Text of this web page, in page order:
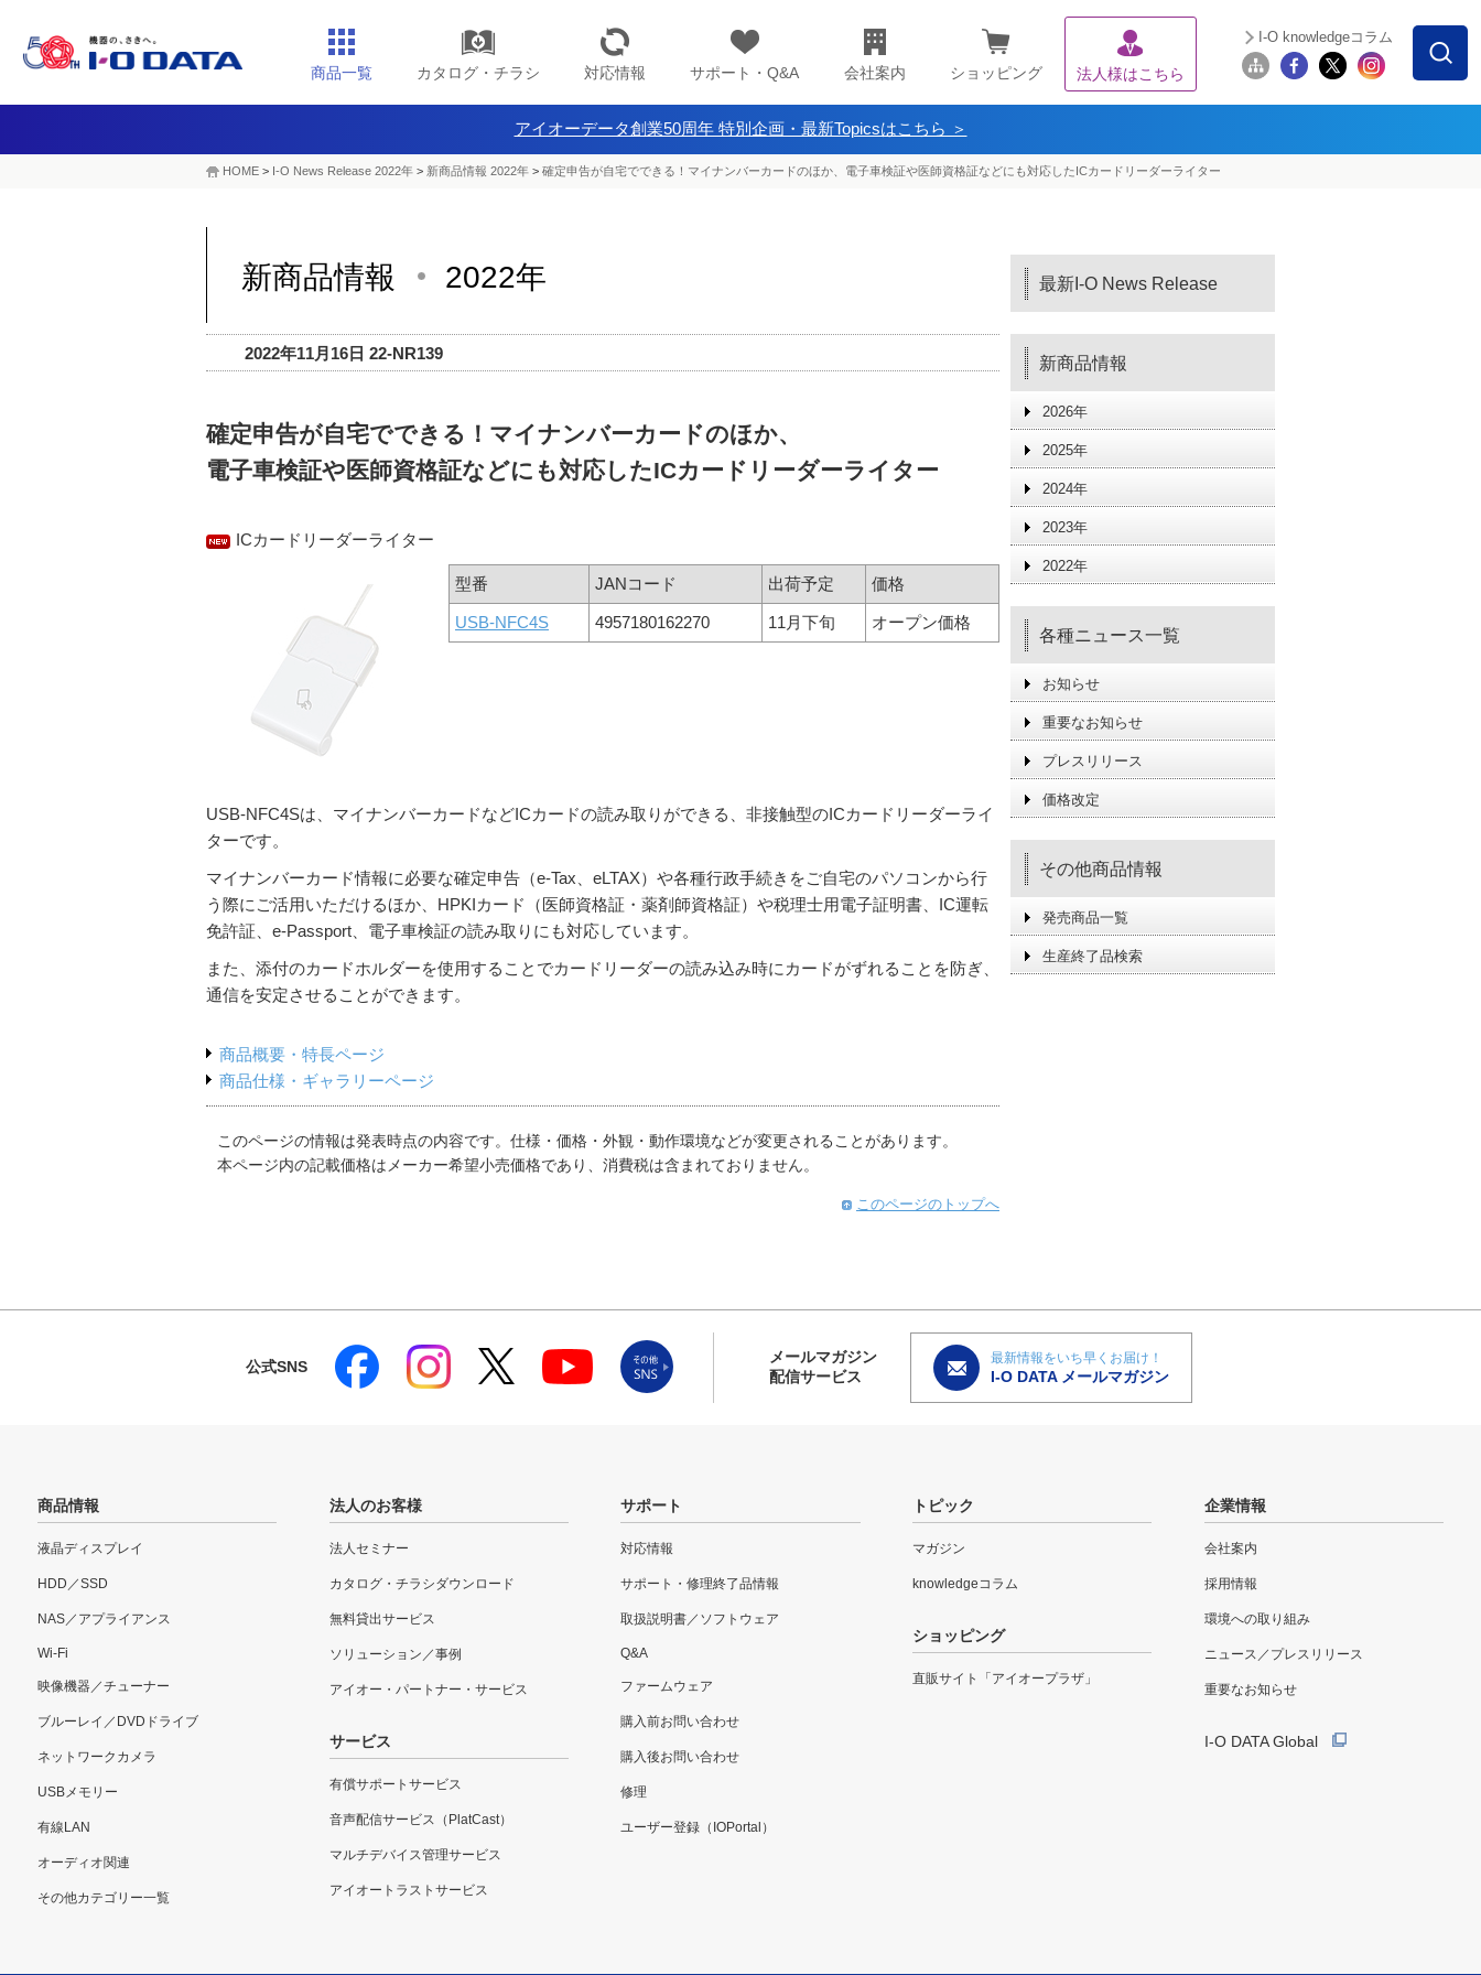
商品一覧 カタログ・チラシ 対応情報 サポート・Q&A 会社案内 ショッピング 法人様はこちら
I-O knowledgeコラム
アイオーデータ創業50周年 特別企画・最新Topicsはこちら ＞
HOME > I-O News Release 2022年 > 新商品情報 2022年 > 確定申告が自宅でできる！マイナンバーカードのほか、電子車検証や医師資格証などにも対応したICカードリーダーライター
新商品情報 2022年
2022年11月16日 22-NR139
確定申告が自宅でできる！マイナンバーカードのほか、
電子車検証や医師資格証などにも対応したICカードリーダーライター
ICカードリーダーライター
型番 JANコード 出荷予定 価格
USB-NFC4S 4957180162270 11月下旬 オープン価格
USB-NFC4Sは、マイナンバーカードなどICカードの読み取りができる、非接触型のICカードリーダーライ
ターです。
マイナンバーカード情報に必要な確定申告（e-Tax、eLTAX）や各種行政手続きをご自宅のパソコンから行
う際にご活用いただけるほか、HPKIカード（医師資格証・薬剤師資格証）や税理士用電子証明書、IC運転
免許証、e-Passport、電子車検証の読み取りにも対応しています。
また、添付のカードホルダーを使用することでカードリーダーの読み込み時にカードがずれることを防ぎ、
通信を安定させることができます。
商品概要・特長ページ
商品仕様・ギャラリーページ
このページの情報は発表時点の内容です。仕様・価格・外観・動作環境などが変更されることがあります。
本ページ内の記載価格はメーカー希望小売価格であり、消費税は含まれておりません。
このページのトップへ
最新I-O News Release
新商品情報
2026年
2025年
2024年
2023年
2022年
各種ニュース一覧
お知らせ
重要なお知らせ
プレスリリース
価格改定
その他商品情報
発売商品一覧
生産終了品検索
公式SNS
メールマガジン
配信サービス
最新情報をいち早くお届け！
I-O DATA メールマガジン
商品情報
液晶ディスプレイ
HDD／SSD
NAS／アプライアンス
Wi-Fi
映像機器／チューナー
ブルーレイ／DVDドライブ
ネットワークカメラ
USBメモリー
有線LAN
オーディオ関連
その他カテゴリー一覧
法人のお客様
法人セミナー
カタログ・チラシダウンロード
無料貸出サービス
ソリューション／事例
アイオー・パートナー・サービス
サービス
有償サポートサービス
音声配信サービス（PlatCast）
マルチデバイス管理サービス
アイオートラストサービス
サポート
対応情報
サポート・修理終了品情報
取扱説明書／ソフトウェア
Q&A
ファームウェア
購入前お問い合わせ
購入後お問い合わせ
修理
ユーザー登録（IOPortal）
トピック
マガジン
knowledgeコラム
ショッピング
直販サイト「アイオープラザ」
企業情報
会社案内
採用情報
環境への取り組み
ニュース／プレスリリース
重要なお知らせ
I-O DATA Global